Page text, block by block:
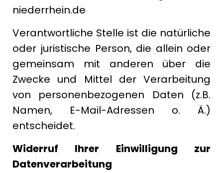
niederrhein.de
Verantwortliche Stelle ist die natürliche
oder juristische Person, die allein oder
gemeinsam mit anderen über die
Zwecke und Mittel der Verarbeitung
von personenbezogenen Daten (z.B.
Namen, E-Mail-Adressen o. Ä.)
entscheidet.
Widerruf Ihrer Einwilligung zur
Datenverarbeitung